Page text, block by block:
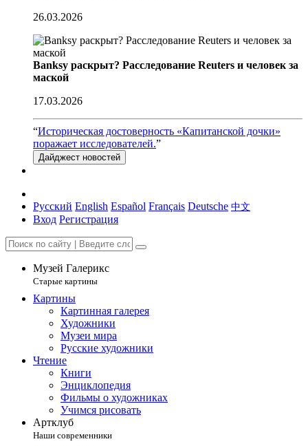
26.03.2026
Banksy раскрыт? Расследование Reuters и человек за
маской
17.03.2026
“Историческая достоверность «Капитанской дочки»
поражает исследователей.”
Дайджест новостей
Русский English Español Français Deutsche 中文
Вход Регистрация
Музей Галерикс
Старые картины
Картины
Картинная галерея
Художники
Музеи мира
Русские художники
Чтение
Книги
Энциклопедия
Фильмы о художниках
Учимся рисовать
Артклуб
Наши современники